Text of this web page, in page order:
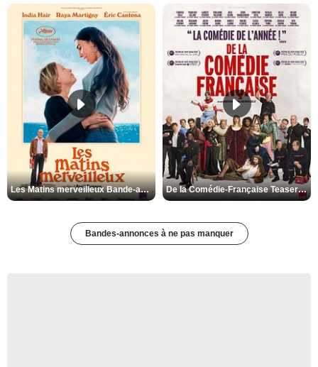
Les Matins merveilleux Bande-annonce VF De la Comédie-Française Teaser VF
Bandes-annonces à ne pas manquer